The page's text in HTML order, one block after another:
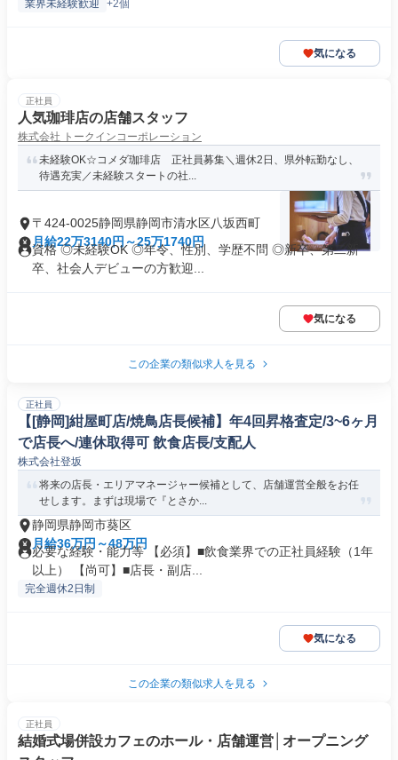
業界未経験歓迎 +2個
気になる
正社員
人気珈琲店の店舗スタッフ
株式会社 トークインコーポレーション
未経験OK☆コメダ珈琲店 正社員募集＼週休2日、県外転勤なし、
待遇充実／未経験スタートの社...
〒424-0025静岡県静岡市清水区八坂西町
月給22万3140円～25万1740円
資格 ◎未経験OK ◎年令、性別、学歴不問 ◎新卒、第二新
卒、社会人デビューの方歓迎...
気になる
この企業の類似求人を見る
正社員
【[静岡]紺屋町店/焼鳥店長候補】年4回昇格査定/3~6ヶ月
で店長へ/連休取得可 飲食店長/支配人
株式会社登坂
将来の店長・エリアマネージャー候補として、店舗運営全般をお任
せします。まずは現場で『とさか...
静岡県静岡市葵区
月給36万円～48万円
必要な経験・能力等 【必須】■飲食業界での正社員経験（1年
以上） 【尚可】■店長・副店...
完全週休2日制
気になる
この企業の類似求人を見る
正社員
結婚式場併設カフェのホール・店舗運営│オープニング